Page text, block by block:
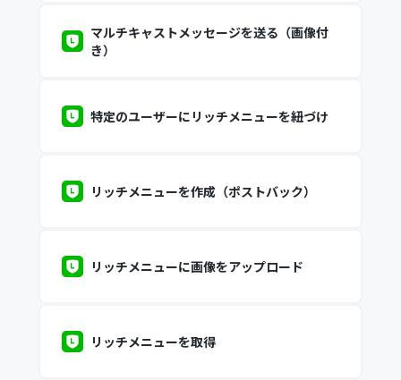
マルチキャストメッセージを送る（画像付
き）
特定のユーザーにリッチメニューを紐づけ
リッチメニューを作成（ポストバック）
リッチメニューに画像をアップロード
リッチメニューを取得